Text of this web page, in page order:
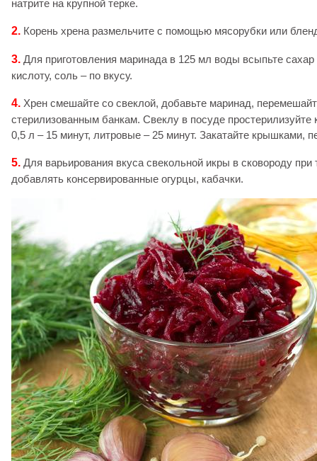
натрите на крупной терке.
2. Корень хрена размельчите с помощью мясорубки или
3. Для приготовления маринада в 125 мл воды всыпьте
кислоту, соль – по вкусу.
4. Хрен смешайте со свеклой, добавьте маринад,
стерилизованным банкам. Свеклу в посуде простерилизуйте
0,5 л – 15 минут, литровые – 25 минут. Закатайте крышками,
5. Для варьирования вкуса свекольной икры в сковороду
добавлять консервированные огурцы, кабачки.